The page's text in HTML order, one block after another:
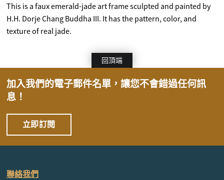
This is a faux emerald-jade art frame sculpted and painted by
H.H. Dorje Chang Buddha III. It has the pattern, color, and
texture of real jade.
回頂端
加入我們的電子郵件名單，讓您不會錯過任何訊
息！
立即訂閱
聯絡我們